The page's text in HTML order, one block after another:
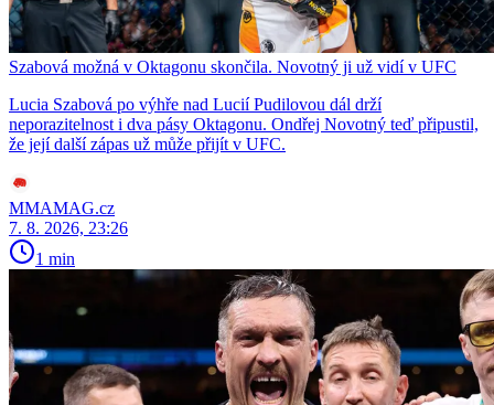
Szabová možná v Oktagonu skončila. Novotný ji už vidí v UFC
Lucia Szabová po výhře nad Lucií Pudilovou dál drží
neporazitelnost i dva pásy Oktagonu. Ondřej Novotný teď připustil,
že její další zápas už může přijít v UFC.
MMAMAG.cz
7. 8. 2026, 23:26
1 min